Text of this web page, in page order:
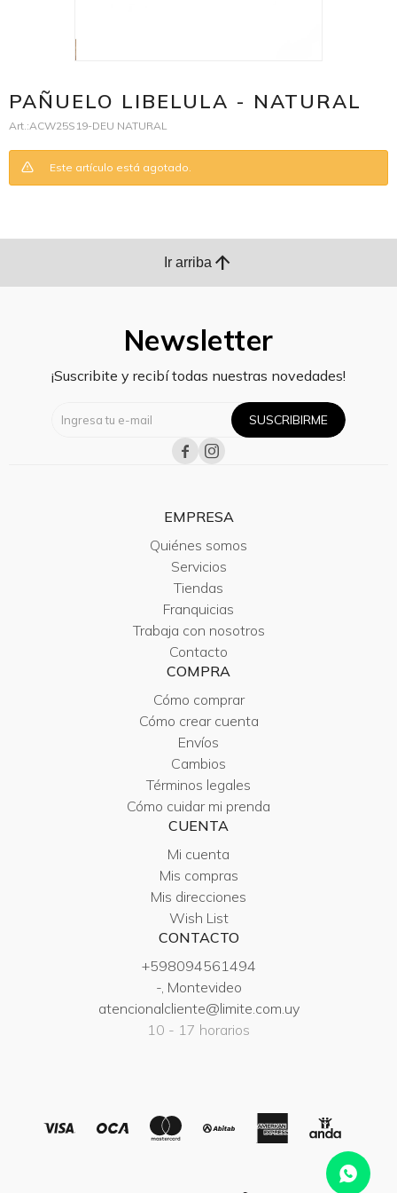
PAÑUELO LIBELULA - NATURAL
ACW25S19-DEU NATURAL
Este artículo está agotado.
Ir arriba arrow_upward
Newsletter
¡Suscribite y recibí todas nuestras novedades!
SUSCRIBIRME
 
EMPRESA
Quiénes somos
Servicios
Tiendas
Franquicias
Trabaja con nosotros
Contacto
COMPRA
Cómo comprar
Cómo crear cuenta
Envíos
Cambios
Términos legales
Cómo cuidar mi prenda
CUENTA
Mi cuenta
Mis compras
Mis direcciones
Wish List
CONTACTO
+598094561494
-, Montevideo
atencionalcliente@limite.com.uy
10 - 17 horarios